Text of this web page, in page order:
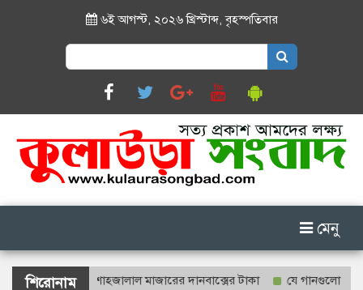
৬ই আগস্ট, ২০২৬ খ্রিস্টাব্দ,বৃহস্পতিবার
Search
for:
মেনু
শিরোনাম
গণনা হবে শাহজালাল মাজারের দানবাক্সের টাকা যে গানগুলো আজও